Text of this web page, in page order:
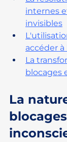
internes
invisibles
accéder
La
blocages
La
blocages